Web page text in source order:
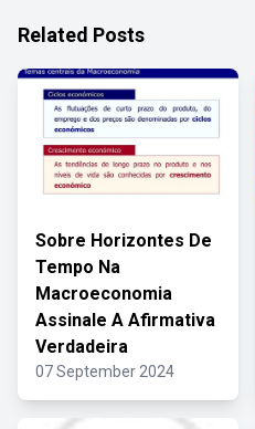
Related Posts
Sobre Horizontes De
Tempo Na
Macroeconomia
Assinale A Afirmativa
Verdadeira
07 September 2024